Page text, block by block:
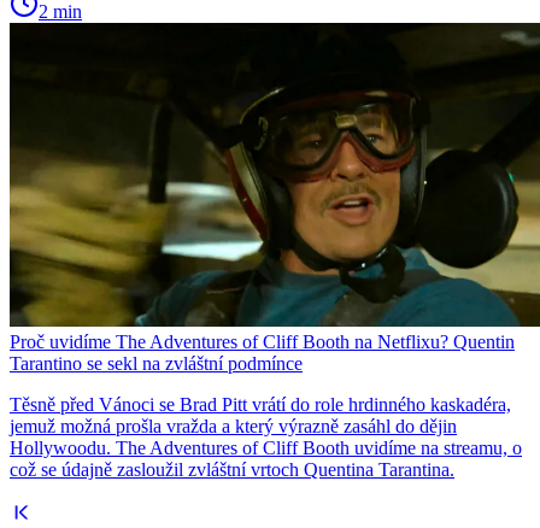
2 min
Proč uvidíme The Adventures of Cliff Booth na Netflixu? Quentin
Tarantino se sekl na zvláštní podmínce
Těsně před Vánoci se Brad Pitt vrátí do role hrdinného kaskadéra,
jemuž možná prošla vražda a který výrazně zasáhl do dějin
Hollywoodu. The Adventures of Cliff Booth uvidíme na streamu, o
což se údajně zasloužil zvláštní vrtoch Quentina Tarantina.